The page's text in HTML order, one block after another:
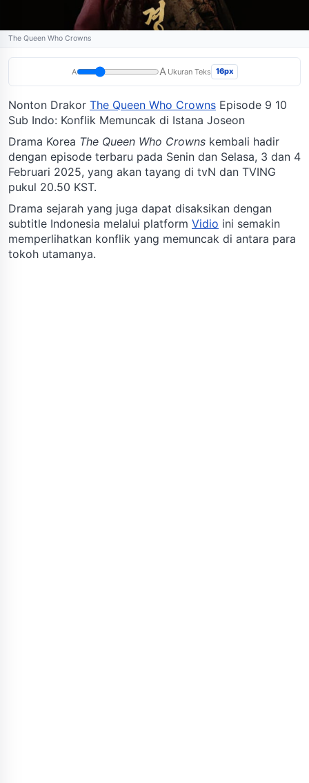
The Queen Who Crowns
A A Ukuran Teks 16px
Nonton Drakor The Queen Who Crowns Episode 9 10
Sub Indo: Konflik Memuncak di Istana Joseon
Drama Korea The Queen Who Crowns kembali hadir
dengan episode terbaru pada Senin dan Selasa, 3 dan 4
Februari 2025, yang akan tayang di tvN dan TVING
pukul 20.50 KST.
Drama sejarah yang juga dapat disaksikan dengan
subtitle Indonesia melalui platform Vidio ini semakin
memperlihatkan konflik yang memuncak di antara para
tokoh utamanya.